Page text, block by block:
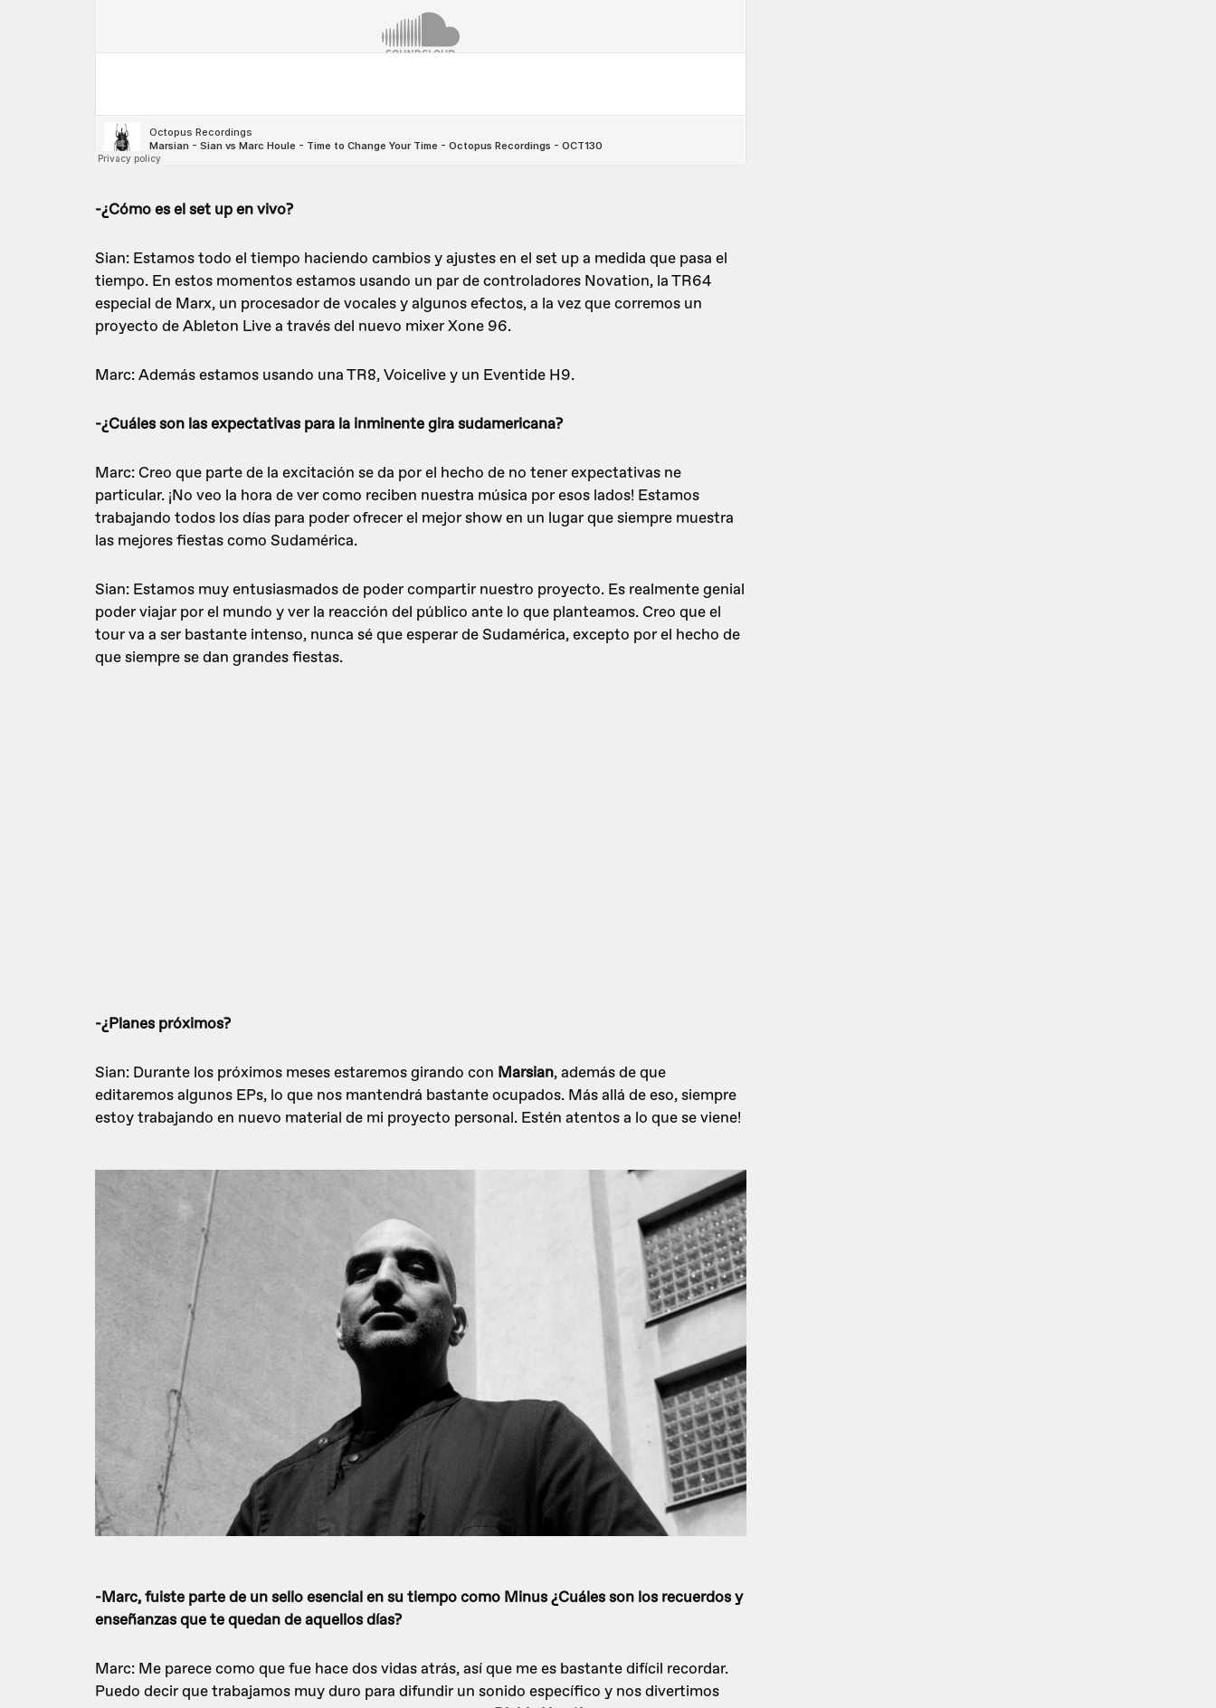
-¿Cómo es el set up en vivo?
Sian: Estamos todo el tiempo haciendo cambios y ajustes en el set up a medida que pasa el
tiempo. En estos momentos estamos usando un par de controladores Novation, la TR64
especial de Marx, un procesador de vocales y algunos efectos, a la vez que corremos un
proyecto de Ableton Live a través del nuevo mixer Xone 96.
Marc: Además estamos usando una TR8, Voicelive y un Eventide H9.
-¿Cuáles son las expectativas para la inminente gira sudamericana?
Marc: Creo que parte de la excitación se da por el hecho de no tener expectativas ne
particular. ¡No veo la hora de ver como reciben nuestra música por esos lados! Estamos
trabajando todos los días para poder ofrecer el mejor show en un lugar que siempre muestra
las mejores fiestas como Sudamérica.
Sian: Estamos muy entusiasmados de poder compartir nuestro proyecto. Es realmente genial
poder viajar por el mundo y ver la reacción del público ante lo que planteamos. Creo que el
tour va a ser bastante intenso, nunca sé que esperar de Sudamérica, excepto por el hecho de
que siempre se dan grandes fiestas.
-¿Planes próximos?
Sian: Durante los próximos meses estaremos girando con Marsian, además de que
editaremos algunos EPs, lo que nos mantendrá bastante ocupados. Más allá de eso, siempre
estoy trabajando en nuevo material de mi proyecto personal. Estén atentos a lo que se viene!
-Marc, fuiste parte de un sello esencial en su tiempo como Minus ¿Cuáles son los recuerdos y
enseñanzas que te quedan de aquellos días?
Marc: Me parece como que fue hace dos vidas atrás, así que me es bastante difícil recordar.
Puedo decir que trabajamos muy duro para difundir un sonido específico y nos divertimos